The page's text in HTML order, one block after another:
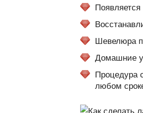
Шевелюра
Домашние
Процедура
любом